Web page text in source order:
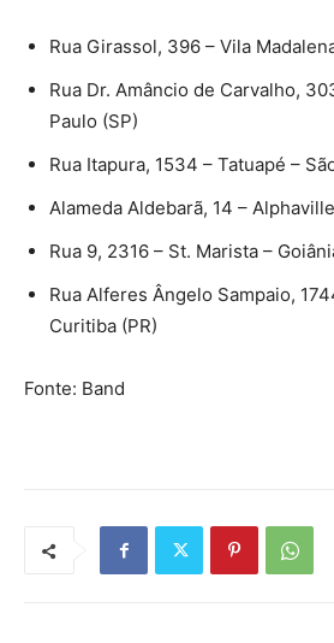
Rua Girassol, 396 – Vila
Rua Dr. Amâncio de Carvalho,
Paulo (SP)
Rua Itapura, 1534 – Tatuapé –
Alameda Aldebarã, 14 –
Rua 9, 2316 – St. Marista –
Rua Alferes Ângelo Sampaio,
Curitiba (PR)
Fonte: Band